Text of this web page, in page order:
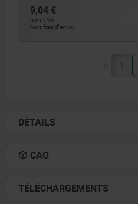
9,04 €
hors TVA
hors frais d’envoi
1
DÉTAILS
CAO
TÉLÉCHARGEMENTS